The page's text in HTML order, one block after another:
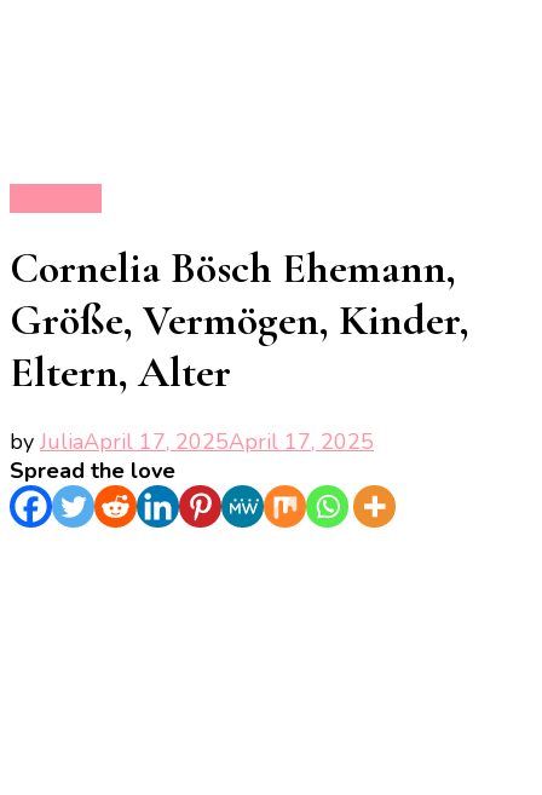
Cornelia Bösch Ehemann,
Größe, Vermögen, Kinder,
Eltern, Alter
byJuliaApril 17, 2025April 17, 2025
Spread the love